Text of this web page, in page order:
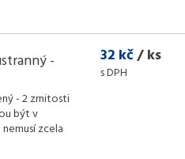
-
- 2 zrnitosti
být v
zcela
32 kč/ ks
s DPH